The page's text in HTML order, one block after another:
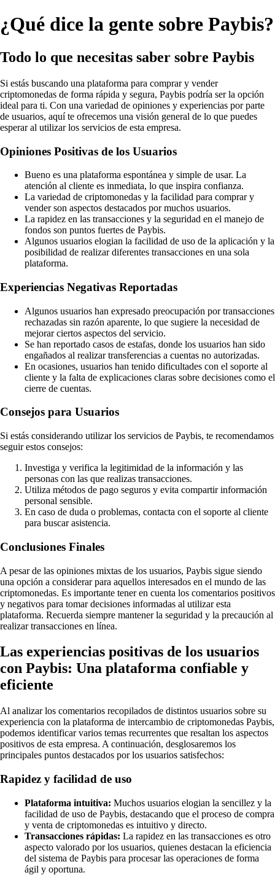
¿Qué dice la gente sobre Paybis?
Todo lo que necesitas saber sobre Paybis
Si estás buscando una plataforma para comprar y vender
criptomonedas de forma rápida y segura, Paybis podría ser la opción
ideal para ti. Con una variedad de opiniones y experiencias por parte
de usuarios, aquí te ofrecemos una visión general de lo que puedes
esperar al utilizar los servicios de esta empresa.
Opiniones Positivas de los Usuarios
Bueno es una plataforma espontánea y simple de usar. La
atención al cliente es inmediata, lo que inspira confianza.
La variedad de criptomonedas y la facilidad para comprar y
vender son aspectos destacados por muchos usuarios.
La rapidez en las transacciones y la seguridad en el manejo de
fondos son puntos fuertes de Paybis.
Algunos usuarios elogian la facilidad de uso de la aplicación y la
posibilidad de realizar diferentes transacciones en una sola
plataforma.
Experiencias Negativas Reportadas
Algunos usuarios han expresado preocupación por transacciones
rechazadas sin razón aparente, lo que sugiere la necesidad de
mejorar ciertos aspectos del servicio.
Se han reportado casos de estafas, donde los usuarios han sido
engañados al realizar transferencias a cuentas no autorizadas.
En ocasiones, usuarios han tenido dificultades con el soporte al
cliente y la falta de explicaciones claras sobre decisiones como el
cierre de cuentas.
Consejos para Usuarios
Si estás considerando utilizar los servicios de Paybis, te recomendamos
seguir estos consejos:
Investiga y verifica la legitimidad de la información y las
personas con las que realizas transacciones.
Utiliza métodos de pago seguros y evita compartir información
personal sensible.
En caso de duda o problemas, contacta con el soporte al cliente
para buscar asistencia.
Conclusiones Finales
A pesar de las opiniones mixtas de los usuarios, Paybis sigue siendo
una opción a considerar para aquellos interesados en el mundo de las
criptomonedas. Es importante tener en cuenta los comentarios positivos
y negativos para tomar decisiones informadas al utilizar esta
plataforma. Recuerda siempre mantener la seguridad y la precaución al
realizar transacciones en línea.
Las experiencias positivas de los usuarios
con Paybis: Una plataforma confiable y
eficiente
Al analizar los comentarios recopilados de distintos usuarios sobre su
experiencia con la plataforma de intercambio de criptomonedas Paybis,
podemos identificar varios temas recurrentes que resaltan los aspectos
positivos de esta empresa. A continuación, desglosaremos los
principales puntos destacados por los usuarios satisfechos:
Rapidez y facilidad de uso
Plataforma intuitiva: Muchos usuarios elogian la sencillez y la
facilidad de uso de Paybis, destacando que el proceso de compra
y venta de criptomonedas es intuitivo y directo.
Transacciones rápidas: La rapidez en las transacciones es otro
aspecto valorado por los usuarios, quienes destacan la eficiencia
del sistema de Paybis para procesar las operaciones de forma
ágil y oportuna.